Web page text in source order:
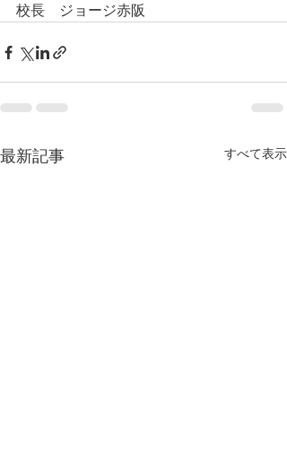
校長　ジョージ赤阪
最新記事 すべて表示